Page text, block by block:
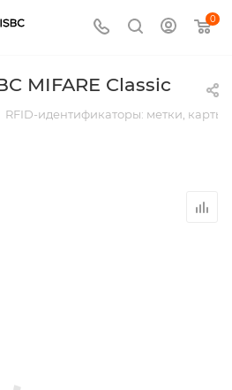
0
MIFARE Classic
RFID-идентификаторы: метки,